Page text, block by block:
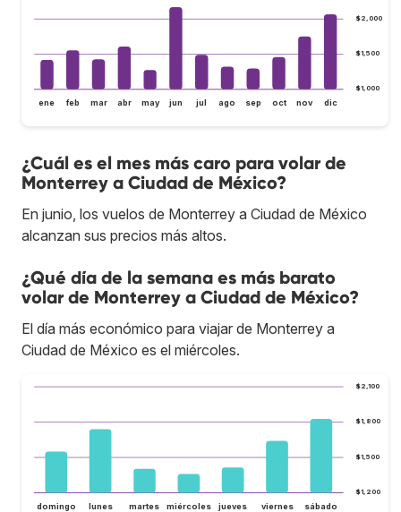
$1,000
$1,500
$2,000
ene feb mar abr may jun jul ago sep oct nov dic
¿Cuál es el mes más caro para volar de
Monterrey a Ciudad de México?
En junio, los vuelos de Monterrey a Ciudad de México
alcanzan sus precios más altos.
¿Qué día de la semana es más barato
volar de Monterrey a Ciudad de México?
El día más económico para viajar de Monterrey a
Ciudad de México es el miércoles.
$1,200
$1,500
$1,800
$2,100
domingo lunes martes miércoles jueves viernes sábado